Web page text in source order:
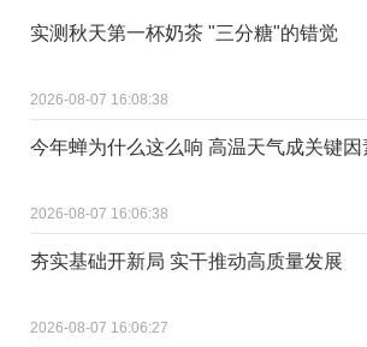
实测秋天第一杯奶茶 "三分糖"的错觉
2026-08-07 16:08:38
今年蝉为什么这么响 高温天气成关键因
2026-08-07 16:06:38
夯实基础开新局 实干推动高质量发展
2026-08-07 16:06:27